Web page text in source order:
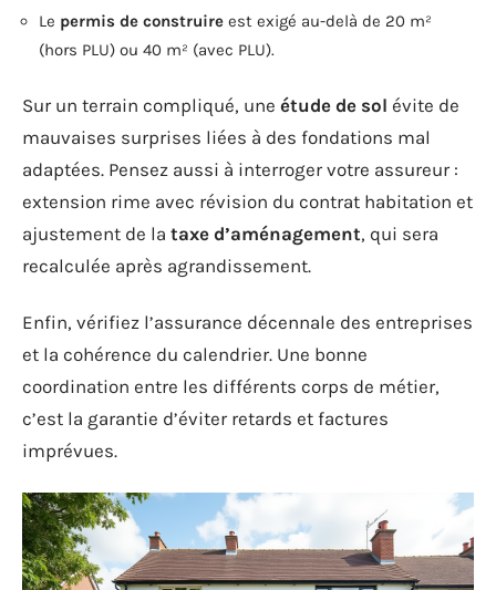
Le permis de construire est exigé au-delà de 20 m²
(hors PLU) ou 40 m² (avec PLU).
Sur un terrain compliqué, une étude de sol évite de
mauvaises surprises liées à des fondations mal
adaptées. Pensez aussi à interroger votre assureur :
extension rime avec révision du contrat habitation et
ajustement de la taxe d’aménagement, qui sera
recalculée après agrandissement.
Enfin, vérifiez l’assurance décennale des entreprises
et la cohérence du calendrier. Une bonne
coordination entre les différents corps de métier,
c’est la garantie d’éviter retards et factures
imprévues.